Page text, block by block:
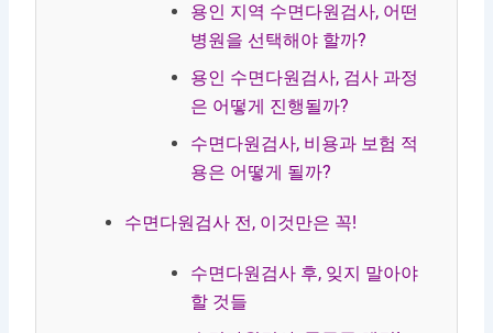
용인 지역 수면다원검사, 어떤
병원을 선택해야 할까?
용인 수면다원검사, 검사 과정
은 어떻게 진행될까?
수면다원검사, 비용과 보험 적
용은 어떻게 될까?
수면다원검사 전, 이것만은 꼭!
수면다원검사 후, 잊지 말아야
할 것들